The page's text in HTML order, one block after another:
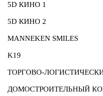
5D КИНО 1
5D КИНО 2
MANNEKEN SMILES
K19
ТОРГОВО-
ДОМОСТРОИТЕЛЬНЫЙ